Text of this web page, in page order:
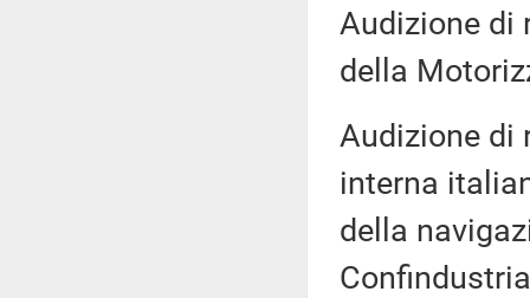
Audizione di
della
Audizione di
interna
della